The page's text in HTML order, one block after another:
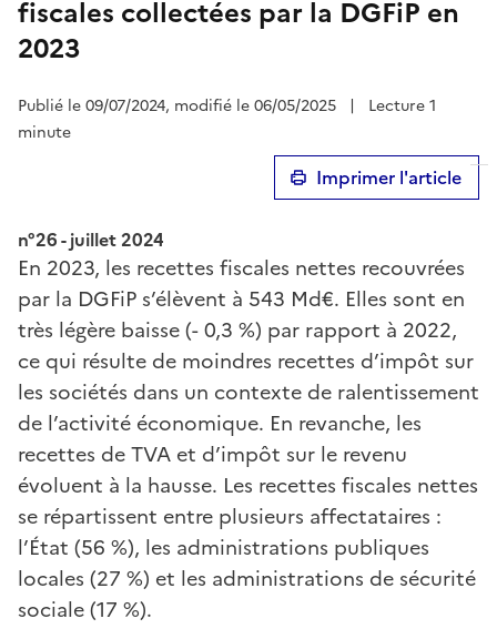
fiscales collectées par la DGFiP en
2023
Publié le 09/07/2024, modifié le 06/05/2025 |
Lecture 1
minute
Imprimer l'article
n°26 - juillet 2024
En 2023, les recettes fiscales nettes recouvrées
par la DGFiP s’élèvent à 543 Md€. Elles sont en
très légère baisse (- 0,3 %) par rapport à 2022,
ce qui résulte de moindres recettes d’impôt sur
les sociétés dans un contexte de ralentissement
de l’activité économique. En revanche, les
recettes de TVA et d’impôt sur le revenu
évoluent à la hausse. Les recettes fiscales nettes
se répartissent entre plusieurs affectataires :
l’État (56 %), les administrations publiques
locales (27 %) et les administrations de sécurité
sociale (17 %).